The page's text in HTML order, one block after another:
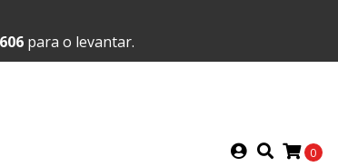
para o levantar.
0